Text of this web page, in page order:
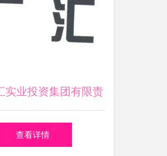
实业投资集团有限责
实业报国的西部巨擘
查看详情